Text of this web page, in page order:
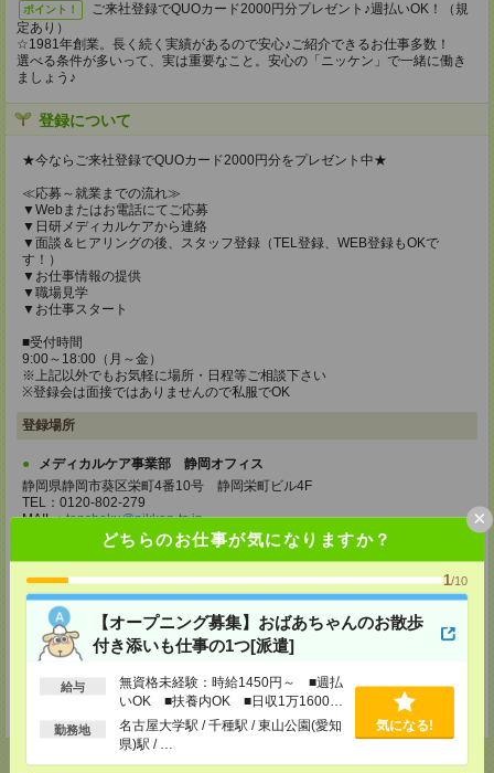
どちらのお仕事が気になりますか？
1/10
【オープニング募集】おばあちゃんのお散歩
付き添いも仕事の1つ[派遣]
給与
無資格未経験：時給1450円～ ■週払
いOK ■扶養内OK ■日収1万1600円
以上
勤務地
名古屋大学駅 / 千種駅 / 東山公園(愛知
県)駅 / …
気になる!
×
ポイント！
ご来社登録でQUOカード2000円分プレゼント♪週払いOK！（規
定あり）
☆1981年創業。長く続く実績があるので安心♪ご紹介できるお仕事多数！
選べる条件が多いって、実は重要なこと。安心の「ニッケン」で一緒に働き
ましょう♪
登録について
★今ならご来社登録でQUOカード2000円分をプレゼント中★
≪応募～就業までの流れ≫
▼Webまたはお電話にてご応募
▼日研メディカルケアから連絡
▼面談＆ヒアリングの後、スタッフ登録（TEL登録、WEB登録もOKで
す！）
▼お仕事情報の提供
▼職場見学
▼お仕事スタート
■受付時間
9:00～18:00（月～金）
※上記以外でもお気軽に場所・日程等ご相談下さい
※登録会は面接ではありませんので私服でOK
登録場所
メディカルケア事業部 静岡オフィス
静岡県静岡市葵区栄町4番10号 静岡栄町ビル4F
TEL：0120-802-279
MAIL：tenshoku@nikken-ts.jp
担当：採用担当
静岡県三島市一番町18-22 アーサーファーストビル701
TEL：0120-633-453
MAIL：tenshoku@nikken-ts.jp
担当：採用担当
★今ならご来社登録でQUOカード2000円分をプレゼント中★